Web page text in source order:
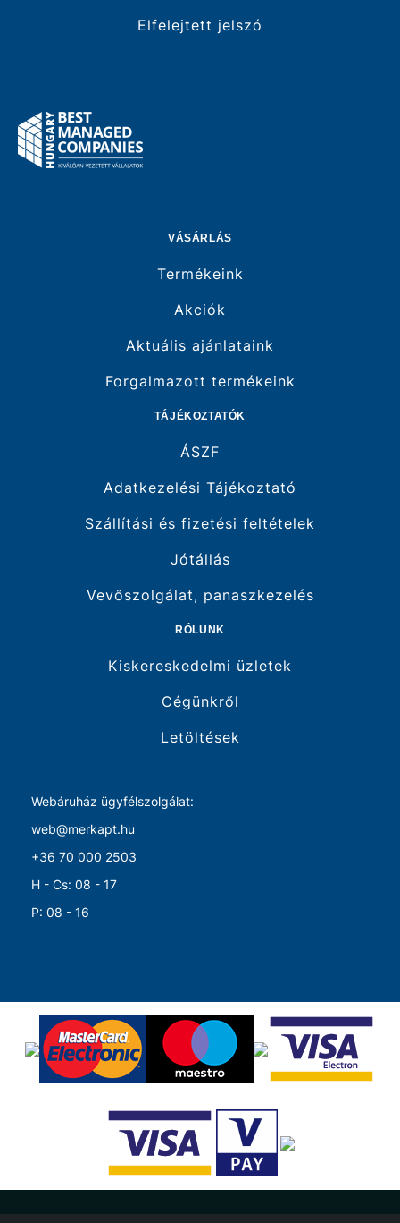
Elfelejtett jelszó
VÁSÁRLÁS
Termékeink
Akciók
Aktuális ajánlataink
Forgalmazott termékeink
TÁJÉKOZTATÓK
ÁSZF
Adatkezelési Tájékoztató
Szállítási és fizetési feltételek
Jótállás
Vevőszolgálat, panaszkezelés
RÓLUNK
Kiskereskedelmi üzletek
Cégünkről
Letöltések
Webáruház ügyfélszolgálat:
web@merkapt.hu
+36 70 000 2503
H - Cs: 08 - 17
P: 08 - 16